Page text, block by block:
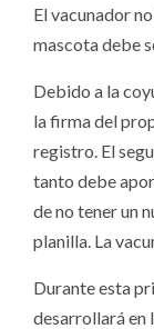
El vacunador
mascota debe
Debido a la
la firma del
registro. El
tanto debe
de no tener un
planilla. La
Durante esta
desarrollará en